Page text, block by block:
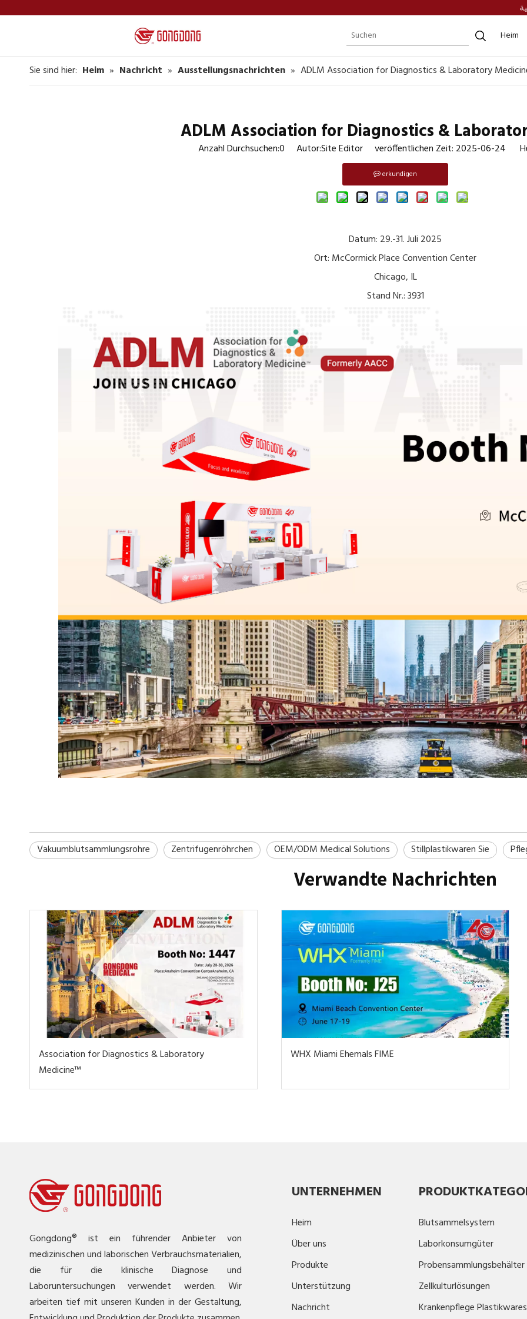
Heim
Sie sind hier: Heim » Nachricht » Ausstellungsnachrichten » ADLM Association for Diagnostics & Laboratory
ADLM Association for Diagnostics &
Anzahl Durchsuchen:0 Autor:Site Editor veröffentlichen Zeit: 2025-06-24
erkundigen
Datum: 29.-31. Juli 2025
Ort: McCormick Place Convention Center
Chicago, IL
Stand Nr.: 3931
Vakuumblutsammlungsrohre Zentrifugenröhrchen OEM/ODM Medical Solutions Stillplastikwaren Sie
Verwandte Nachrichten
Association for Diagnostics & Laboratory
Medicine™
WHX Miami Ehemals FIME
Gongdong® ist ein führender Anbieter von
medizinischen und laborischen Verbrauchsmaterialien,
die für die klinische Diagnose und
Laboruntersuchungen verwendet werden. Wir
arbeiten tief mit unseren Kunden in der Gestaltung,
UNTERNEHMEN
Heim
Über uns
Produkte
Unterstützung
Nachricht
Blutsammelsystem
Laborkonsumgüter
Probensammlungsbehälter
Zellkulturlösungen
Krankenpflege Plastikwares